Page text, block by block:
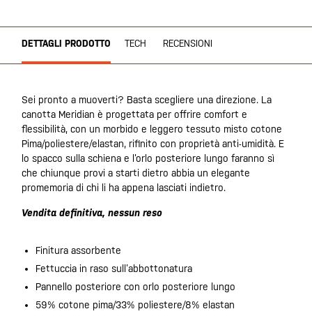
DETTAGLI PRODOTTO TECH RECENSIONI
Sei pronto a muoverti? Basta scegliere una direzione. La
canotta Meridian è progettata per offrire comfort e
flessibilità, con un morbido e leggero tessuto misto cotone
Pima/poliestere/elastan, rifinito con proprietà anti-umidità. E
lo spacco sulla schiena e l’orlo posteriore lungo faranno sì
che chiunque provi a starti dietro abbia un elegante
promemoria di chi li ha appena lasciati indietro.
Vendita definitiva, nessun reso
Finitura assorbente
Fettuccia in raso sull’abbottonatura
Pannello posteriore con orlo posteriore lungo
59% cotone pima/33% poliestere/8% elastan